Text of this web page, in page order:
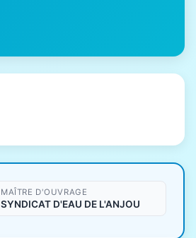
MAÎTRE D'OUVRAGE
SYNDICAT D'EAU DE L'ANJOU